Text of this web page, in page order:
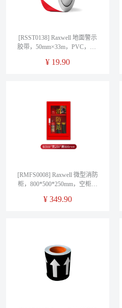
[RSST0138] Raxwell 地面警示
胶带，50mm×33m，PVC，红/
¥ 19.90
[RMFS0008] Raxwell 微型消防
柜，800*500*250mm，空柜，
格：1套
¥ 349.90